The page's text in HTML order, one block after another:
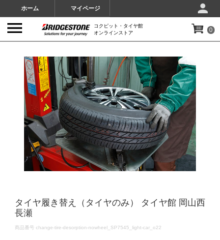
ホーム マイページ
コクピット・タイヤ館
オンラインストア
0
タイヤ履き替え（タイヤのみ） タイヤ館 岡山西
長瀬
DETAILS
商品番号 change-tire-desorption-nowheel_SP7545_light-car_o22